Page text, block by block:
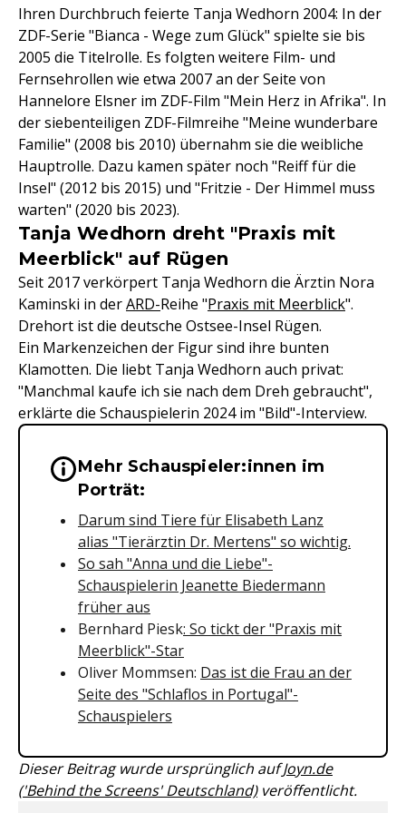
Ihren Durchbruch feierte Tanja Wedhorn 2004: In der
ZDF-Serie "Bianca - Wege zum Glück" spielte sie bis
2005 die Titelrolle. Es folgten weitere Film- und
Fernsehrollen wie etwa 2007 an der Seite von
Hannelore Elsner im ZDF-Film "Mein Herz in Afrika". In
der siebenteiligen ZDF-Filmreihe "Meine wunderbare
Familie" (2008 bis 2010) übernahm sie die weibliche
Hauptrolle. Dazu kamen später noch "Reiff für die
Insel" (2012 bis 2015) und "Fritzie - Der Himmel muss
warten" (2020 bis 2023).
Tanja Wedhorn dreht "Praxis mit
Meerblick" auf Rügen
Seit 2017 verkörpert Tanja Wedhorn die Ärztin Nora
Kaminski in derARD-Reihe "Praxis mit Meerblick".
Drehort ist die deutsche Ostsee-Insel Rügen.
Ein Markenzeichen der Figur sind ihre bunten
Klamotten. Die liebt Tanja Wedhorn auch privat:
"Manchmal kaufe ich sie nach dem Dreh gebraucht",
erklärte die Schauspielerin 2024 im "Bild"-Interview.
Wichtige Hinweise &
Mehr Schauspieler:innen im
Porträt:
Darum sind Tiere für Elisabeth Lanz
alias "Tierärztin Dr. Mertens" so wichtig.
So sah "Anna und die Liebe"-
Schauspielerin Jeanette Biedermann
früher aus
Bernhard Piesk: So tickt der "Praxis mit
Meerblick"-Star
Oliver Mommsen: Das ist die Frau an der
Seite des "Schlaflos in Portugal"-
Schauspielers
Dieser Beitrag wurde ursprünglich aufJoyn.de
('Behind the Screens' Deutschland)veröffentlicht.